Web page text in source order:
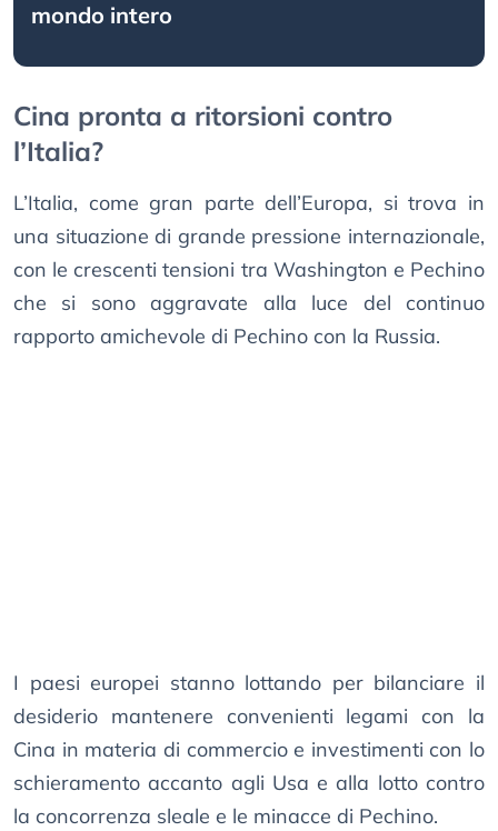
mondo intero
Cina pronta a ritorsioni contro
l’Italia?
L’Italia, come gran parte dell’Europa, si trova in
una situazione di grande pressione internazionale,
con le crescenti tensioni tra Washington e Pechino
che si sono aggravate alla luce del continuo
rapporto amichevole di Pechino con la Russia.
I paesi europei stanno lottando per bilanciare il
desiderio mantenere convenienti legami con la
Cina in materia di commercio e investimenti con lo
schieramento accanto agli Usa e alla lotto contro
la concorrenza sleale e le minacce di Pechino.